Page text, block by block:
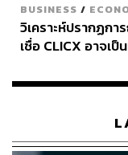
BUSINESS /
วิเคราะห์ปรากฏก
เชื่อ CLICX อาจเ
เรือนไทยที่ถูกซุกไว้